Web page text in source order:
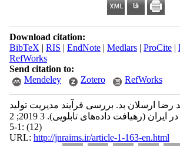
Download citation:
BibTeX | RIS | EndNote| Medlars| ProCite|
RefWorks
Send citation to:
Mendeley
Zotero RefWorks
ارسلان بد. بررسی فرآیند مدیریت تولید
اقتصادی چغندرقند در ایران (رهیافت داده‌های تابلویی). 3 2019; 2
(12) :1-5
URL: http://jnraims.ir/article-1-163-en.html